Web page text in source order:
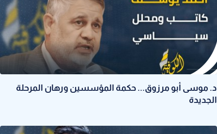
د. موسى أبو مرزوق... حكمة المؤسسين ورهان المرحلة
الجديدة